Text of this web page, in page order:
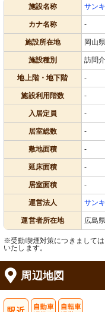
施設名称 サン
カナ名称 -
施設所在地 岡山
施設種別 訪問
地上階・地下階 -
施設利用階数 -
入居定員 -
居室総数 -
敷地面積 -
延床面積 -
居室面積 -
運営法人 サン
運営者所在地 広島
※受動喫煙対策につきまして
いたします。
周辺地図